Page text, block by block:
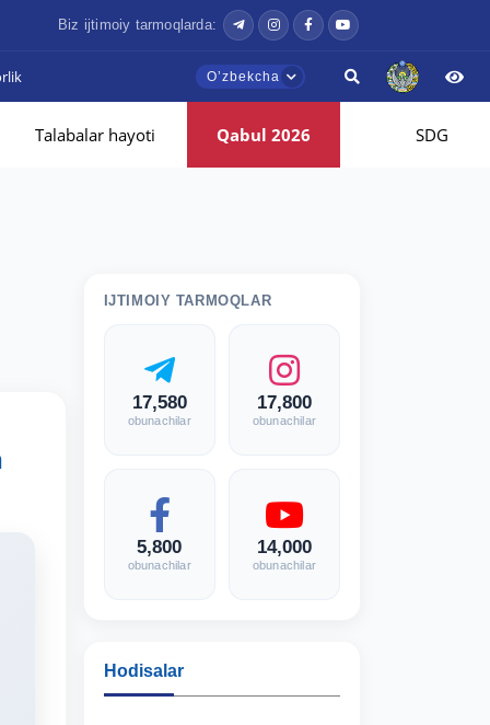
Biz ijtimoiy tarmoqlarda:
Oʼzbekcha
Talabalar hayoti Qabul 2026 SDG
IJTIMOIY TARMOQLAR
17,580
obunachilar
17,800
obunachilar
5,800
obunachilar
14,000
obunachilar
Hodisalar